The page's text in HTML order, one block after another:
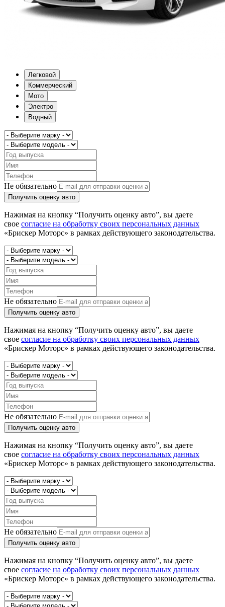
Легковой
Коммерческий
Мото
Электро
Водный
Не обязательно
Получить оценку авто
Нажимая на кнопку “Получить оценку авто”, вы даете
свое согласие на обработку своих персональных данных
«Брискер Моторс» в рамках действующего законодательства.
Не обязательно
Получить оценку авто
Нажимая на кнопку “Получить оценку авто”, вы даете
свое согласие на обработку своих персональных данных
«Брискер Моторс» в рамках действующего законодательства.
Не обязательно
Получить оценку авто
Нажимая на кнопку “Получить оценку авто”, вы даете
свое согласие на обработку своих персональных данных
«Брискер Моторс» в рамках действующего законодательства.
Не обязательно
Получить оценку авто
Нажимая на кнопку “Получить оценку авто”, вы даете
свое согласие на обработку своих персональных данных
«Брискер Моторс» в рамках действующего законодательства.